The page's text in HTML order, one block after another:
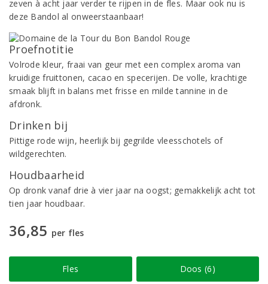
zeven à acht jaar verder te rijpen in de fles. Maar ook nu is
deze Bandol al onweerstaanbaar!
Proefnotitie
Volrode kleur, fraai van geur met een complex aroma van
kruidige fruittonen, cacao en specerijen. De volle, krachtige
smaak blijft in balans met frisse en milde tannine in de
afdronk.
Drinken bij
Pittige rode wijn, heerlijk bij gegrilde vleesschotels of
wildgerechten.
Houdbaarheid
Op dronk vanaf drie à vier jaar na oogst; gemakkelijk acht tot
tien jaar houdbaar.
36,85 per fles
Fles Doos (6)